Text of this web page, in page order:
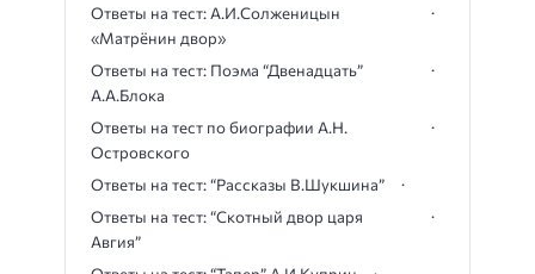
Ответы на тест: А.И.Солженицын
«Матрёнин двор»
Ответы на тест: Поэма “Двенадцать”
А.А.Блока
Ответы на тест по биографии А.Н.
Островского
Ответы на тест: “Рассказы В.Шукшина”
Ответы на тест: “Скотный двор царя
Авгия”